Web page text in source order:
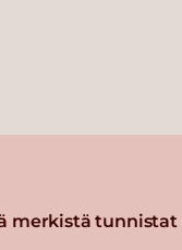
merkistä